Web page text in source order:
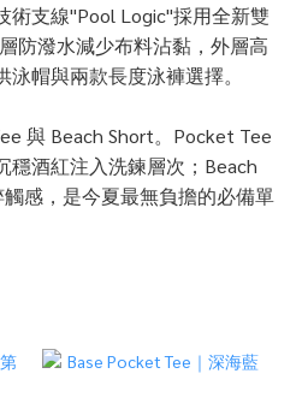
術支線"Pool Logic"採用全新雙
防潑水減少布料沾黏，外層高
帽與兩款長度泳褲選擇。
與 Beach Short。Pocket Tee
穩酒紅注入洗鍊層次；Beach
感，是今夏最無負擔的必備單